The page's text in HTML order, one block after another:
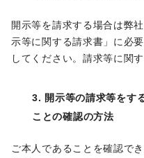
開示等を請求する場合は弊
示等に関する請求書」に必
してください。請求等に関
3. 開示等の請求等をす
ことの確認の方法
ご本人であることを確認で